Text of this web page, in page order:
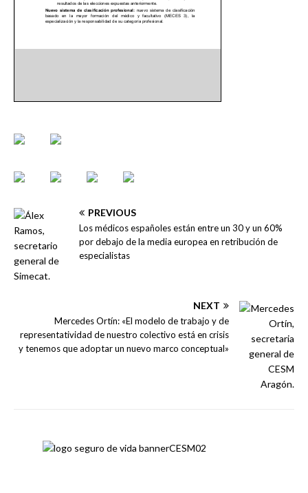
PREVIOUS
Los médicos españoles están entre un 30 y un 60%
por debajo de la media europea en retribución de
especialistas
NEXT
Mercedes Ortín: «El modelo de trabajo y de
representatividad de nuestro colectivo está en crisis
y tenemos que adoptar un nuevo marco conceptual»